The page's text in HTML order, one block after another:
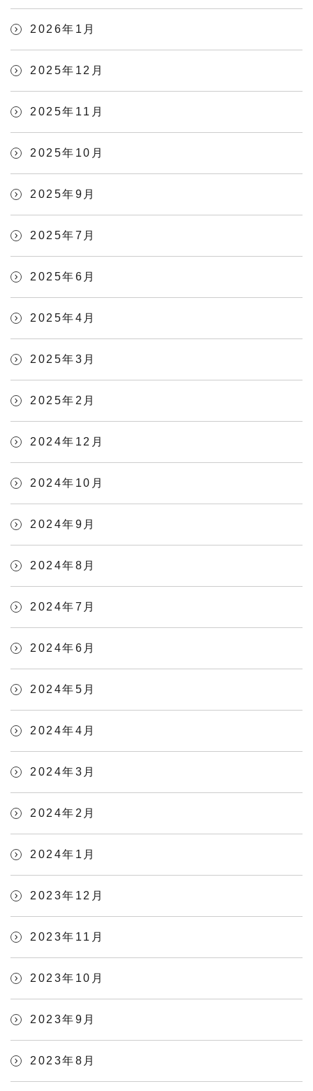
2026年1月
2025年12月
2025年11月
2025年10月
2025年9月
2025年7月
2025年6月
2025年4月
2025年3月
2025年2月
2024年12月
2024年10月
2024年9月
2024年8月
2024年7月
2024年6月
2024年5月
2024年4月
2024年3月
2024年2月
2024年1月
2023年12月
2023年11月
2023年10月
2023年9月
2023年8月